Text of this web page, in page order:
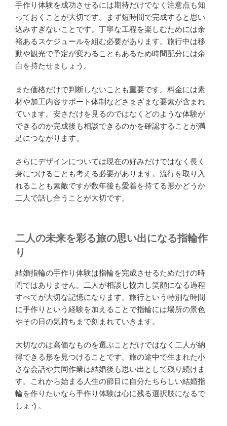
手作り体験を成功させるには期待だけでなく注意点も知
っておくことが大切です。まず短時間で完成すると思い
込みすぎないことです。丁寧な工程を楽しむためには余
裕あるスケジュールを組む必要があります。旅行中は移
動や観光で予定が変わることもあるため時間配分には余
白を持たせましょう。
また価格だけで判断しないことも重要です。料金には素
材や加工内容サポート体制などさまざまな要素が含まれ
ています。安さだけを見るのではなくどのような体験が
できるのか完成後も相談できるのかを確認することが満
足につながります。
さらにデザインについては現在の好みだけではなく長く
身につけることも考える必要があります。流行を取り入
れることも素敵ですが数年後も愛着を持てる形かどうか
二人で話し合うことが大切です。
二人の未来を彩る旅の思い出になる指輪作
り
結婚指輪の手作り体験は指輪を完成させるためだけの時
間ではありません。二人が相談し協力し笑顔になる過程
すべてが大切な記憶になります。旅行という特別な時間
に手作りという経験を加えることで指輪には場所の景色
やその日の気持ちまで刻まれていきます。
大切なのは高価なものを選ぶことだけではなく二人が納
得できる形を見つけることです。旅の途中で生まれた小
さな会話や共同作業は結婚後も思い出として残り続けま
す。これから始まる人生の節目に自分たちらしい結婚指
輪を作りたいなら手作り体験は心に残る選択肢になるで
しょう。